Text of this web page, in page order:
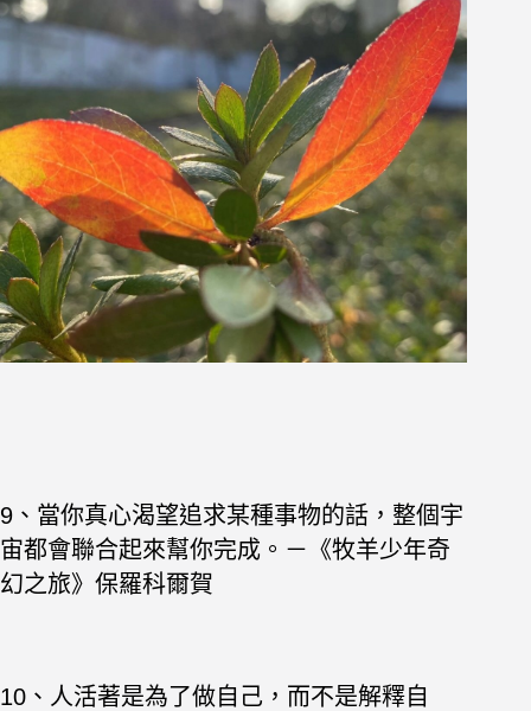
9、當你真心渴望追求某種事物的話，整個宇
宙都會聯合起來幫你完成。－《牧羊少年奇
幻之旅》保羅科爾賀
10、人活著是為了做自己，而不是解釋自